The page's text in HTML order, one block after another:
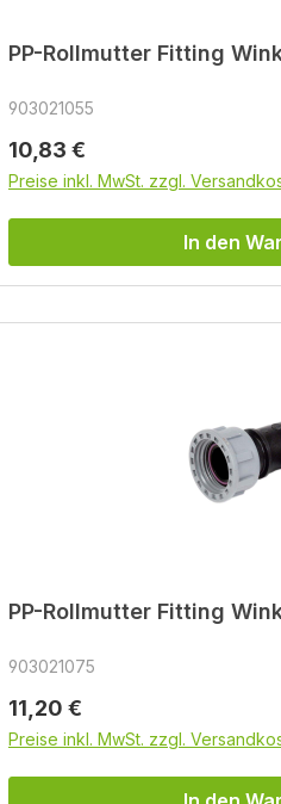
PP-Rollmutter Fitting
903021055
Regulärer Preis:
10,83 €
Preise inkl. MwSt. zzgl.
In den
PP-Rollmutter Fitting
903021075
Regulärer Preis:
11,20 €
Preise inkl. MwSt. zzgl.